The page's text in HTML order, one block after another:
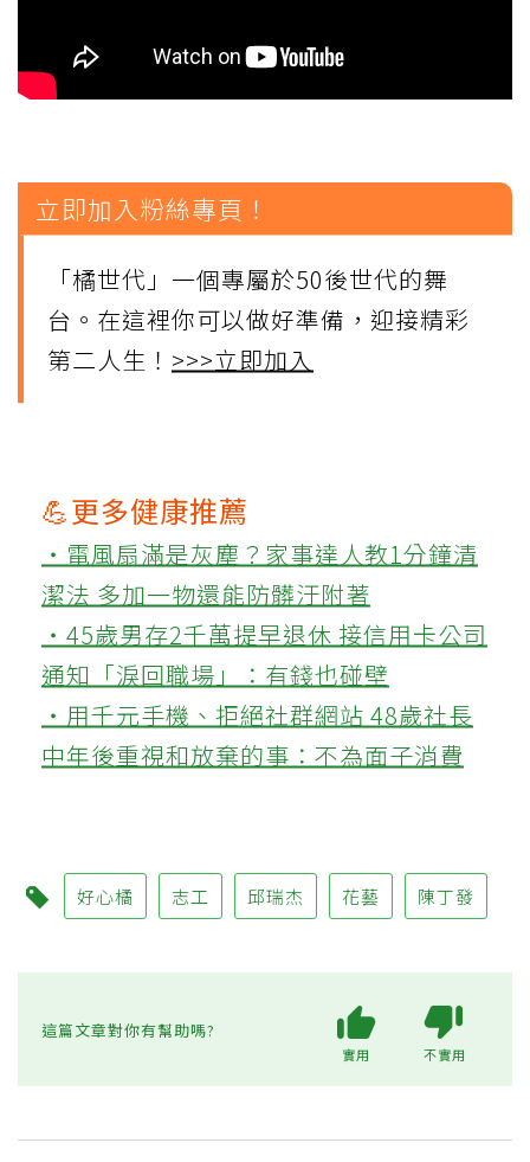
立即加入粉絲專頁！
「橘世代」一個專屬於50後世代的舞
台。在這裡你可以做好準備，迎接精彩
第二人生！ >>>立即加入
💪更多健康推薦
‧電風扇滿是灰塵？家事達人教1分鐘清
潔法 多加一物還能防髒汙附著
‧45歲男存2千萬提早退休 接信用卡公司
通知「淚回職場」：有錢也碰壁
‧用千元手機、拒絕社群網站 48歲社長
中年後重視和放棄的事：不為面子消費
好心橘 志工 邱瑞杰 花藝 陳丁發
這篇文章對你有幫助嗎?
實用 不實用